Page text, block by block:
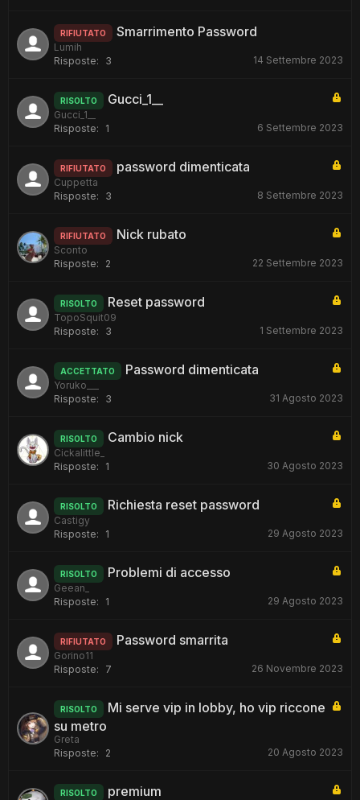
RIFIUTATO Smarrimento Password
Lumih
Risposte:
3 14 Settembre 2023
RISOLTO Gucci_1__
Gucci_1__
Risposte:
1 6 Settembre 2023
RIFIUTATO password dimenticata
Cuppetta
Risposte:
3 8 Settembre 2023
RIFIUTATO Nick rubato
Sconto
Risposte:
2 22 Settembre 2023
RISOLTO Reset password
TopoSquit09
Risposte:
3 1 Settembre 2023
ACCETTATO Password dimenticata
Yoruko___
Risposte:
3 31 Agosto 2023
RISOLTO Cambio nick
Cickalittle_
Risposte:
1 30 Agosto 2023
RISOLTO Richiesta reset password
Castigy
Risposte:
1 29 Agosto 2023
RISOLTO Problemi di accesso
Geean_
Risposte:
1 29 Agosto 2023
RIFIUTATO Password smarrita
Gorino11
Risposte:
7 26 Novembre 2023
RISOLTO
Mi serve vip in lobby, ho vip riccone
su metro
Greta
Risposte:
2 20 Agosto 2023
RISOLTO premium